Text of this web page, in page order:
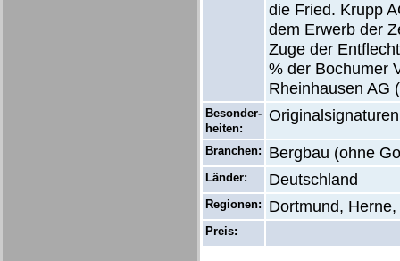
die Fried. Krupp
dem Erwerb der
Zuge der
% der Bochumer
Rheinhausen AG
Besonder-
heiten:
Branchen: Bergbau (ohne
Länder: Deutschland
Regionen: Dortmund,
Preis: